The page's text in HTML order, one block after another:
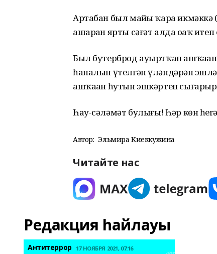
Артабан был майҙы ҡара
ашарҙан ярты сәғәт алда оҙаҡ
Был бутерброд ауыртҡан
һаналып үтелгән үләндәрҙән
ашҡаҙан һутын эшкәртеп
Һау-сәләмәт булығыҙ! Һәр көн
Автор: Эльмира Киеккужина
Читайте нас
Редакция һайлауы
Антитеррор 17 НОЯБРЯ 2021, 07:16